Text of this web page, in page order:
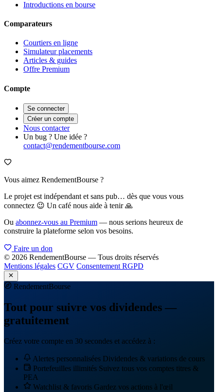
Introductions en bourse
Comparateurs
Courtiers en ligne
Simulateur placements
Articles & guides
Offre Premium
Compte
Se connecter
Créer un compte
Nous contacter
Un bug ? Une idée ?
contact@rendementbourse.com
Vous aimez RendementBourse ?
Le projet est indépendant et sans pub… dès que vous vous
connectez 😉 Un café nous aide à tenir 🙏
Ou abonnez-vous au Premium — nous serions heureux de
construire la plateforme selon vos besoins.
Faire un don
© 2026 RendementBourse — Tous droits réservés
Mentions légales CGV Consentement RGPD
RendementBourse
Tout pour suivre vos dividendes —
gratuitement
Créez votre compte en 30 secondes et accédez à :
Alertes personnalisées Dividendes & variations de cours
Portefeuilles illimités Suivez tous vos comptes titres &
PEA
Watchlist & favoris Gardez vos actions à l'œil